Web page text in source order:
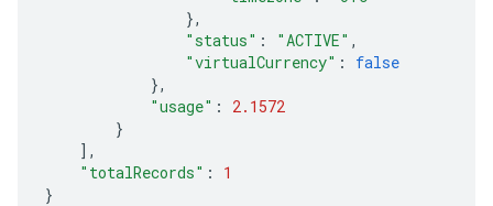
},
"status" : "ACTIVE" ,
"virtualCurrency" :
false
},
"usage" :
2.1572
}
],
"totalRecords" :
1
}